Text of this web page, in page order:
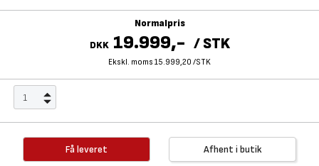
Normalpris
DKK 19.999,- / STK
Ekskl. moms 15.999,20 /STK
Få leveret Afhent i butik